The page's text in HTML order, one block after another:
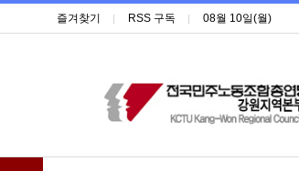
즐겨찾기 RSS 구독 08월 10일(월)